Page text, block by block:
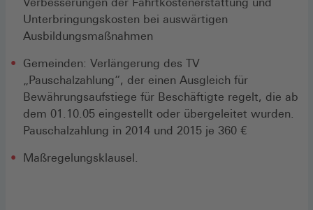
Unterbringungskosten bei auswärtigen
Ausbildungsmaßnahmen
Gemeinden: Verlängerung des TV
„Pauschalzahlung“, der einen Ausgleich für
Bewährungsaufstiege für Beschäftigte regelt, die ab
dem 01.10.05 eingestellt oder übergeleitet wurden.
Pauschalzahlung in 2014 und 2015 je 360 €
Maßregelungsklausel.